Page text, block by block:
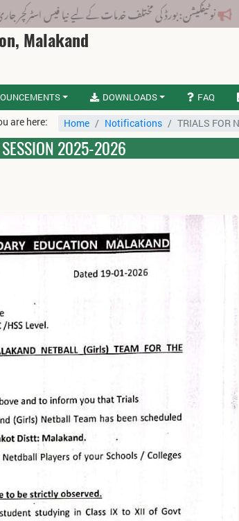
نوٹیفکیشن: بورڈ کی مختلف خدمات کے لیے نیا فیس اسٹرکچر جاری کر
Malakand
DOWNLOADS FAQ
are here: Home Notifications TRIALS FOR
SESSION 2025-2026